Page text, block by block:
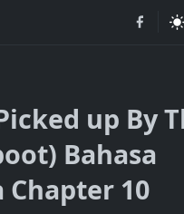
up By
Bahasa
10